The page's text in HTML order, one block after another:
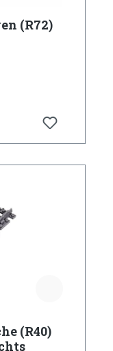
(R72)
(R40)